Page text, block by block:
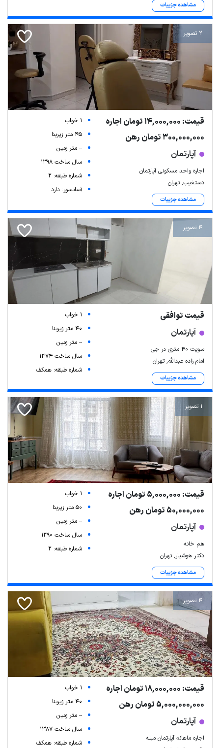
مشاهده جزییات
2 تصویر
قیمت: 14,000,000 تومان اجاره
300,000,000 تومان رهن
آپارتمان
اجاره واحد مسکونی آپارتمان
دستغیب, تهران
مشاهده جزییات
1 خواب
45 متر زیربنا
-- متر زمین
سال ساخت 1398
شماره طبقه: 2
آسانسور: دارد
4 تصویر
قیمت توافقی
آپارتمان
سویت ۴۰ متری در جی
امام زاده عبدالله, تهران
مشاهده جزییات
1 خواب
40 متر زیربنا
-- متر زمین
سال ساخت 1374
شماره طبقه: همکف
1 تصویر
قیمت: 5,000,000 تومان اجاره
50,000,000 تومان رهن
آپارتمان
هم خانه
دکتر هوشیار, تهران
مشاهده جزییات
1 خواب
50 متر زیربنا
-- متر زمین
سال ساخت 1390
شماره طبقه: 2
4 تصویر
قیمت: 18,000,000 تومان اجاره
5,000,000,000 تومان رهن
آپارتمان
اجاره ماهانه آپارتمان مبله
1 خواب
40 متر زیربنا
-- متر زمین
سال ساخت 1387
شماره طبقه: همکف